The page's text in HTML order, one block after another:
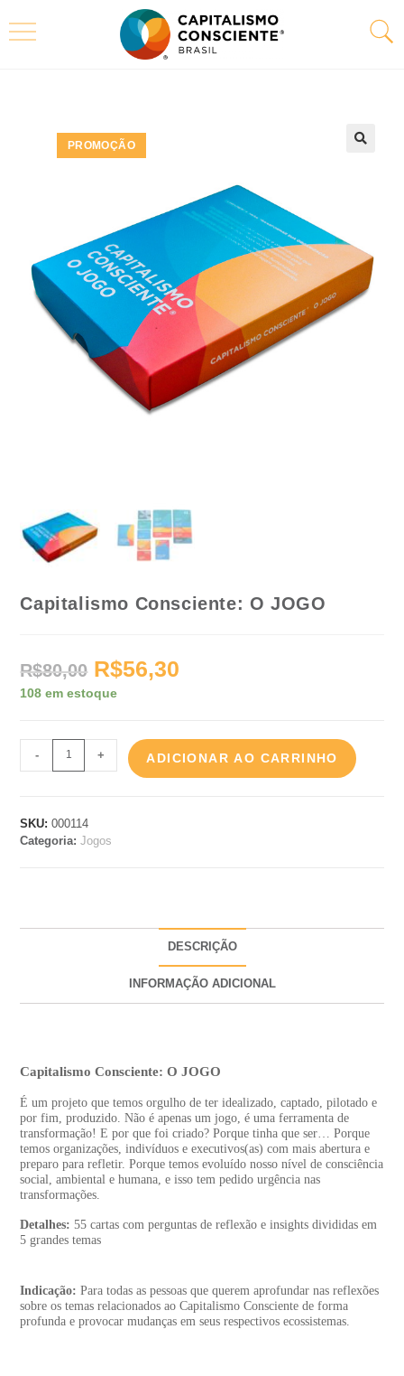
PROMOÇÃO
Capitalismo Consciente: O JOGO
R$80,00 R$56,30
108 em estoque
- + ADICIONAR AO CARRINHO
SKU:000114
Categoria:Jogos
DESCRIÇÃO
INFORMAÇÃO ADICIONAL
Capitalismo Consciente: O JOGO
É um projeto que temos orgulho de ter idealizado, captado, pilotado e
por fim, produzido. Não é apenas um jogo, é uma ferramenta de
transformação! E por que foi criado? Porque tinha que ser… Porque
temos organizações, indivíduos e executivos(as) com mais abertura e
preparo para refletir. Porque temos evoluído nosso nível de consciência
social, ambiental e humana, e isso tem pedido urgência nas
transformações.
Detalhes: 55 cartas com perguntas de reflexão e insights divididas em
5 grandes temas
Indicação: Para todas as pessoas que querem aprofundar nas reflexões
sobre os temas relacionados ao Capitalismo Consciente de forma
profunda e provocar mudanças em seus respectivos ecossistemas.